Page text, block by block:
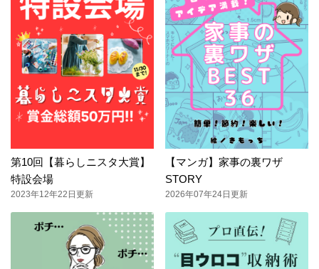
第10回【暮らしニスタ大賞】
特設会場
2023年12年22日更新
【マンガ】家事の裏ワザ
STORY
2026年07年24日更新